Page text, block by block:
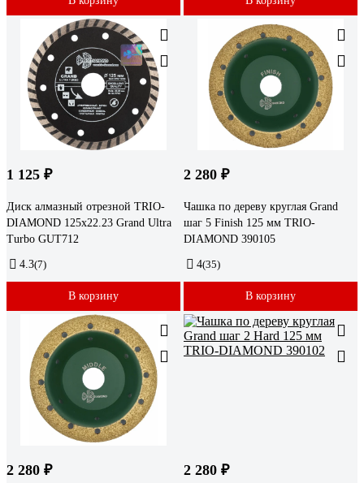
1 125 ₽
Диск алмазный отрезной TRIO-
DIAMOND 125x22.23 Grand Ultra
Turbo GUT712
4.3(7)
В корзину
2 280 ₽
Чашка по дереву круглая Grand
шаг 5 Finish 125 мм TRIO-
DIAMOND 390105
4(35)
В корзину
2 280 ₽ 2 280 ₽